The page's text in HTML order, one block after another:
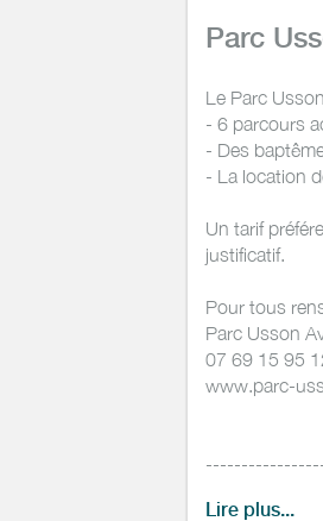
Parc
Le Parc
- 6 parcours
- Des
- La location
Un tarif
justificatif.
Pour tous
Parc Usson
07 69 15 95
www.parc-
Lire plus...